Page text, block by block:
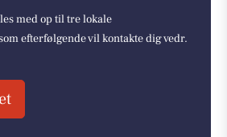
med op til tre lokale
efterfølgende vil kontakte dig vedr.